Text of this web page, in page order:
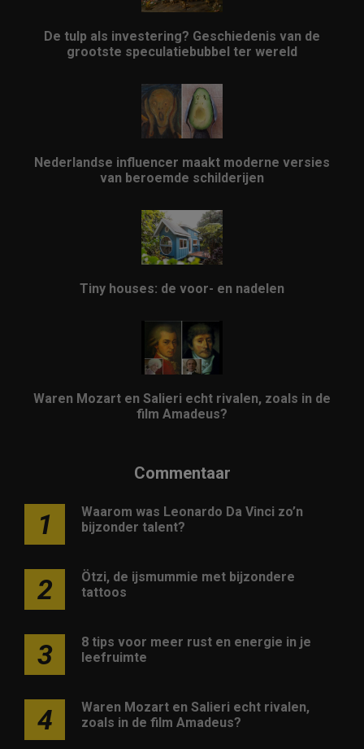
De tulp als investering? Geschiedenis van de
grootste speculatiebubbel ter wereld
Nederlandse influencer maakt moderne versies
van beroemde schilderijen
Tiny houses: de voor- en nadelen
Waren Mozart en Salieri echt rivalen, zoals in de
film Amadeus?
Commentaar
1
Waarom was Leonardo Da Vinci zo’n
bijzonder talent?
2
Ötzi, de ijsmummie met bijzondere
tattoos
3
8 tips voor meer rust en energie in je
leefruimte
4
Waren Mozart en Salieri echt rivalen,
zoals in de film Amadeus?